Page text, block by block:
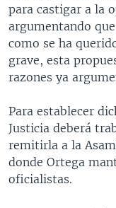
para castigar a la
argumentando
como se ha
grave, esta
razones ya
Para establecer
Justicia deberá
remitirla a la
donde Ortega
oficialistas.